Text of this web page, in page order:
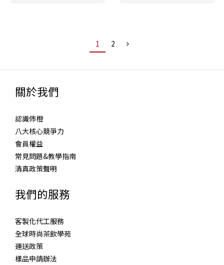
1 2
關於我們
認識伂橙
八大核心競爭力
會員權益
常見問題&教學指南
清真政策聲明
我們的服務
客製化代工服務
全球時尚茶飲學苑
運送政策
樣品申請辦法